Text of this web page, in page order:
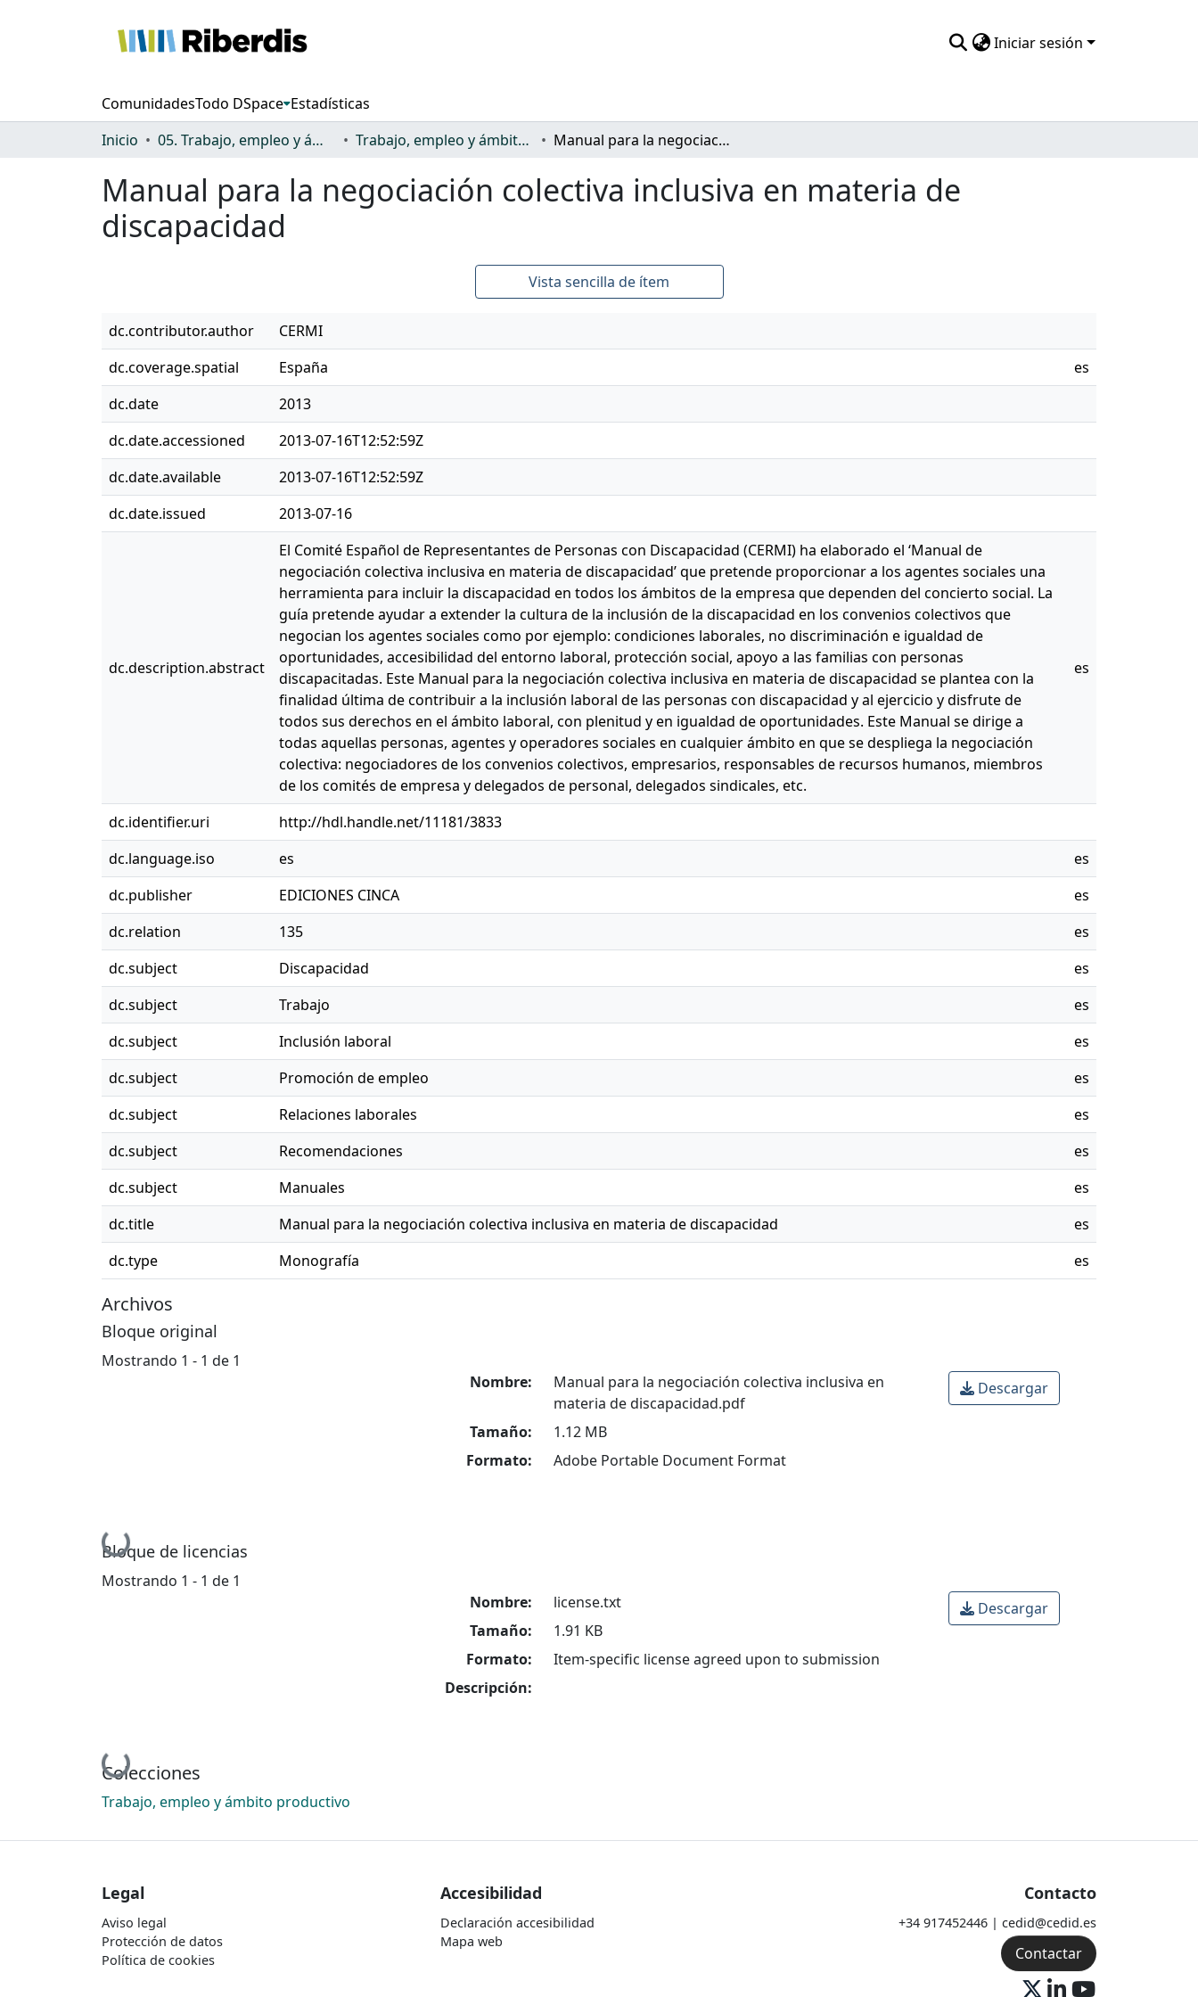
Iniciar sesión
ComunidadesTodo DSpace Estadísticas
Inicio
05. Trabajo, empleo y ámbito productivo Trabajo, empleo y ámbito productivo Manual para la negociación colectiva inclusiva en materia de discapacidad
Manual para la negociación colectiva inclusiva en materia de
discapacidad
Vista sencilla de ítem
dc.contributor.author
CERMI
dc.coverage.spatial
España
es
dc.date
2013
dc.date.accessioned
2013-07-16T12:52:59Z
dc.date.available
2013-07-16T12:52:59Z
dc.date.issued
2013-07-16
dc.description.abstract
El Comité Español de Representantes de Personas con Discapacidad (CERMI) ha elaborado el ‘Manual de
negociación colectiva inclusiva en materia de discapacidad’ que pretende proporcionar a los agentes sociales una
herramienta para incluir la discapacidad en todos los ámbitos de la empresa que dependen del concierto social. La
guía pretende ayudar a extender la cultura de la inclusión de la discapacidad en los convenios colectivos que
negocian los agentes sociales como por ejemplo: condiciones laborales, no discriminación e igualdad de
oportunidades, accesibilidad del entorno laboral, protección social, apoyo a las familias con personas
discapacitadas. Este Manual para la negociación colectiva inclusiva en materia de discapacidad se plantea con la
finalidad última de contribuir a la inclusión laboral de las personas con discapacidad y al ejercicio y disfrute de
todos sus derechos en el ámbito laboral, con plenitud y en igualdad de oportunidades. Este Manual se dirige a
todas aquellas personas, agentes y operadores sociales en cualquier ámbito en que se despliega la negociación
colectiva: negociadores de los convenios colectivos, empresarios, responsables de recursos humanos, miembros
de los comités de empresa y delegados de personal, delegados sindicales, etc.
es
dc.identifier.uri
http://hdl.handle.net/11181/3833
dc.language.iso
es
es
dc.publisher
EDICIONES CINCA
es
dc.relation
135
es
dc.subject
Discapacidad
es
dc.subject
Trabajo
es
dc.subject
Inclusión laboral
es
dc.subject
Promoción de empleo
es
dc.subject
Relaciones laborales
es
dc.subject
Recomendaciones
es
dc.subject
Manuales
es
dc.title
Manual para la negociación colectiva inclusiva en materia de discapacidad
es
dc.type
Monografía es
Archivos
Bloque original
Mostrando 1 - 1 de 1
Cargando...
Nombre:
Manual para la negociación colectiva inclusiva en
materia de discapacidad.pdf
Tamaño:
1.12 MB
Formato:
Adobe Portable Document Format
Descargar
Bloque de licencias
Mostrando 1 - 1 de 1
Cargando...
Nombre:
license.txt
Tamaño:
1.91 KB
Formato:
Item-specific license agreed upon to submission
Descripción:
Descargar
Colecciones
Trabajo, empleo y ámbito productivo
Legal
Aviso legal
Protección de datos
Política de cookies
Accesibilidad
Declaración accesibilidad
Mapa web
Contacto
+34 917452446 | cedid@cedid.es
Contactar